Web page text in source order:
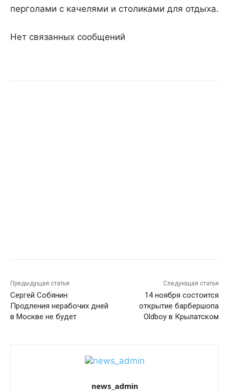
перголами с качелями и столиками для отдыха.
Нет связанных сообщений
Предыдущая статья
Сергей Собянин:
Продления нерабочих дней
в Москве не будет
Следующая статья
14 ноября состоится
открытие барбершопа
Oldboy в Крылатском
news_admin